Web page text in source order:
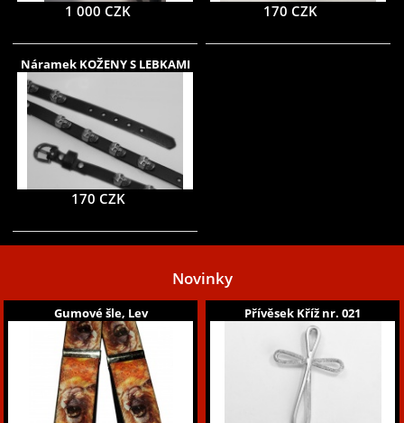
1 000 CZK 170 CZK
Náramek KOŽENY S LEBKAMI
170 CZK
Novinky
Gumové šle, Lev Přívěsek Kříž nr. 021